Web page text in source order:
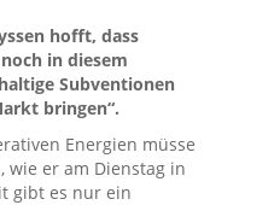
hofft, dass
in diesem
Subventionen
bringen“.
Energien müsse
wie er am Dienstag in
gibt es nur ein